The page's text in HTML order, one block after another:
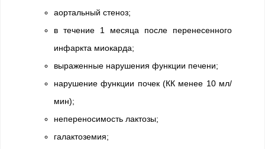
аортальный стеноз;
в течение 1 месяца после перенесенного
инфаркта миокарда;
выраженные нарушения функции печени;
нарушение функции почек (КК менее 10 мл/
мин);
непереносимость лактозы;
галактоземия;